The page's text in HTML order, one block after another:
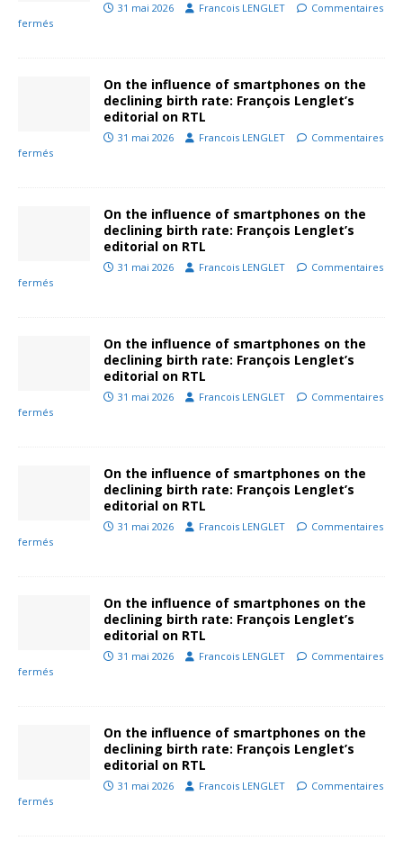
31 mai 2026 Francois LENGLET
Commentaires
fermés
On the influence of smartphones on the
declining birth rate: François Lenglet’s
editorial on RTL
31 mai 2026 Francois LENGLET
Commentaires
fermés
On the influence of smartphones on the
declining birth rate: François Lenglet’s
editorial on RTL
31 mai 2026 Francois LENGLET
Commentaires
fermés
On the influence of smartphones on the
declining birth rate: François Lenglet’s
editorial on RTL
31 mai 2026 Francois LENGLET
Commentaires
fermés
On the influence of smartphones on the
declining birth rate: François Lenglet’s
editorial on RTL
31 mai 2026 Francois LENGLET
Commentaires
fermés
On the influence of smartphones on the
declining birth rate: François Lenglet’s
editorial on RTL
31 mai 2026 Francois LENGLET
Commentaires
fermés
On the influence of smartphones on the
declining birth rate: François Lenglet’s
editorial on RTL
31 mai 2026 Francois LENGLET
Commentaires
fermés